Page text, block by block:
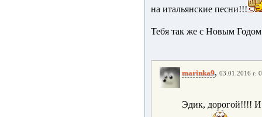
на итальянские песни!!!
Тебя так же с Новым
marinka9, 03.01.2016 г.
Эдик, дорогой!!!!